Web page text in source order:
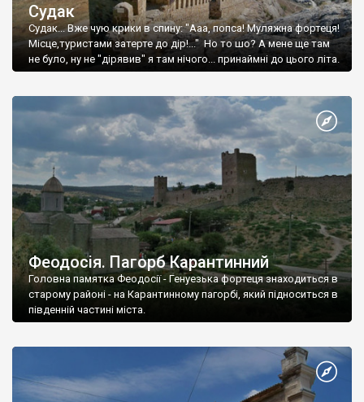
Судак
Судак... Вже чую крики в спину: "Ааа, попса! Муляжна фортеця!
Місце,туристами затерте до дір!..." Но то шо? А мене ще там
не було, ну не "дірявив" я там нічого... принаймні до цього літа.
Феодосія. Пагорб Карантинний
Головна памятка Феодосії - Генуезька фортеця знаходиться в
старому районі - на Карантинному пагорбі, який підноситься в
південній частині міста.